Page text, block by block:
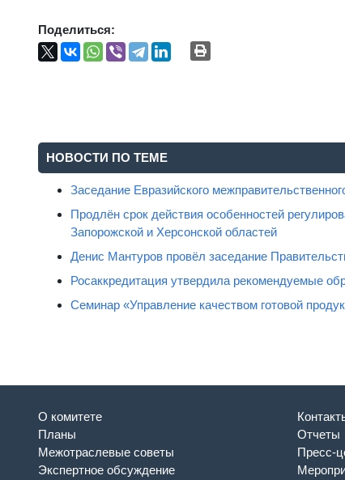
Поделиться:
НОВОСТИ ПО ТЕМЕ
Заседание Евразийского
Продлён срок действия особенностей
Запорожской и Херсонской областей
Денис Мантуров провёл заседание
Росаккредитация утвердила рекомендуемые
Семинар «Управление качеством готовой
О комитете
Планы
Межотраслевые советы
Экспертное обсуждение
Отчеты
Пресс-